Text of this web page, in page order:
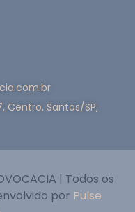
Centro, Santos/SP,
| Todos os
por Pulse